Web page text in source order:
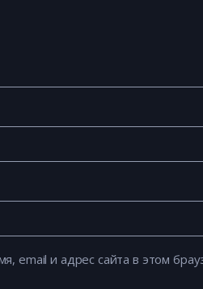
email и адрес сайта в этом